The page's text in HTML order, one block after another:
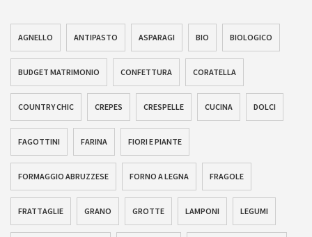
AGNELLO ANTIPASTO ASPARAGI BIO BIOLOGICO
BUDGET MATRIMONIO CONFETTURA CORATELLA
COUNTRY CHIC CREPES CRESPELLE CUCINA DOLCI
FAGOTTINI FARINA FIORI E PIANTE
FORMAGGIO ABRUZZESE FORNO A LEGNA FRAGOLE
FRATTAGLIE GRANO GROTTE LAMPONI LEGUMI